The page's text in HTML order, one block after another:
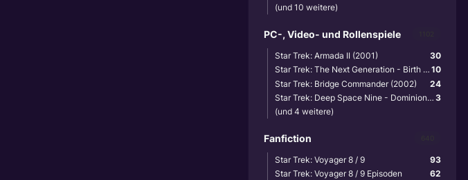
(und 10 weitere)
PC-, Video- und Rollenspiele
30
Star Trek: Armada II (2001)
10
Star Trek: The Next Generation - Birth of the Federation (1999)
24
Star Trek: Bridge Commander (2002)
3
Star Trek: Deep Space Nine - Dominion Wars (2001)
(und 4 weitere)
Fanfiction
93
Star Trek: Voyager 8 / 9
62
Star Trek: Voyager 8 / 9 Episoden